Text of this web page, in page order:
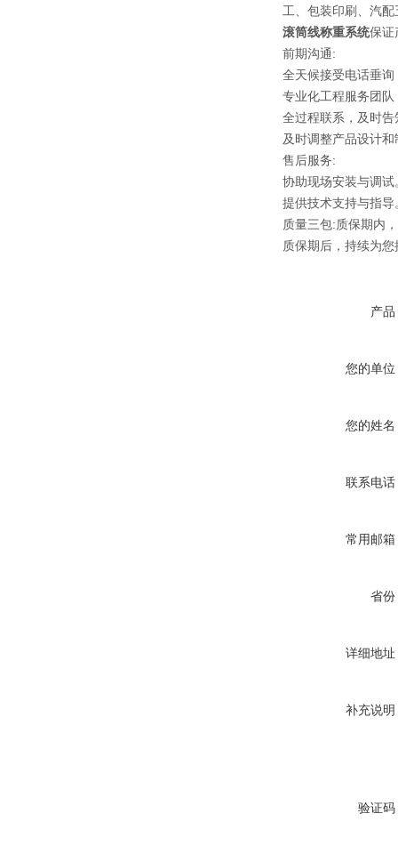
工、包装印刷、汽
滚筒线称重系统保证
前期沟通:
全天候接受电话垂
专业化工程服务团
全过程联系，及时
及时调整产品设计
售后服务:
协助现场安装与调试
提供技术支持与指导
质量三包:质保期内
质保期后，持续为
产品
您的单位
您的姓名
联系电话
常用邮箱
省份
详细地址
补充说明
验证码